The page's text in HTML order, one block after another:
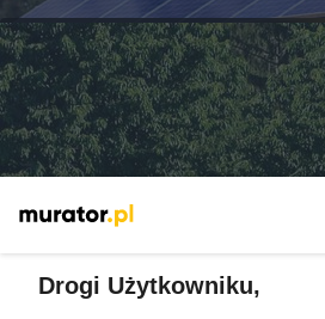
Drogi Użytkowniku,